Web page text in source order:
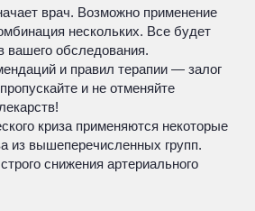
врач. Возможно применение
нескольких. Все будет
вашего обследования.
и правил терапии — залог
и не отменяйте
криза применяются некоторые
из вышеперечисленных групп.
снижения артериального